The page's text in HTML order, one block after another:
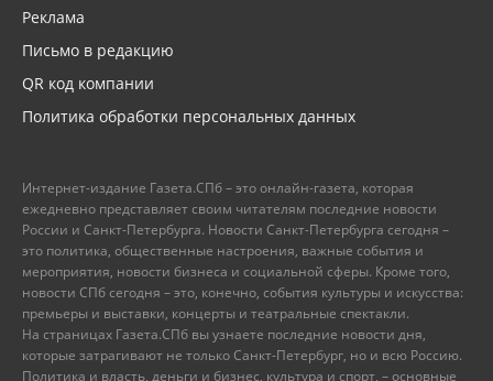
Реклама
Письмо в редакцию
QR код компании
Политика обработки персональных данных
Интернет-издание Газета.СПб – это онлайн-газета, которая
ежедневно представляет своим читателям последние новости
России и Санкт-Петербурга. Новости Санкт-Петербурга сегодня –
это политика, общественные настроения, важные события и
мероприятия, новости бизнеса и социальной сферы. Кроме того,
новости СПб сегодня – это, конечно, события культуры и искусства:
премьеры и выставки, концерты и театральные спектакли.
На страницах Газета.СПб вы узнаете последние новости дня,
которые затрагивают не только Санкт-Петербург, но и всю Россию.
Политика и власть, деньги и бизнес, культура и спорт, – основные